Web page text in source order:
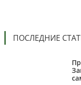
ПОСЛЕДНИЕ